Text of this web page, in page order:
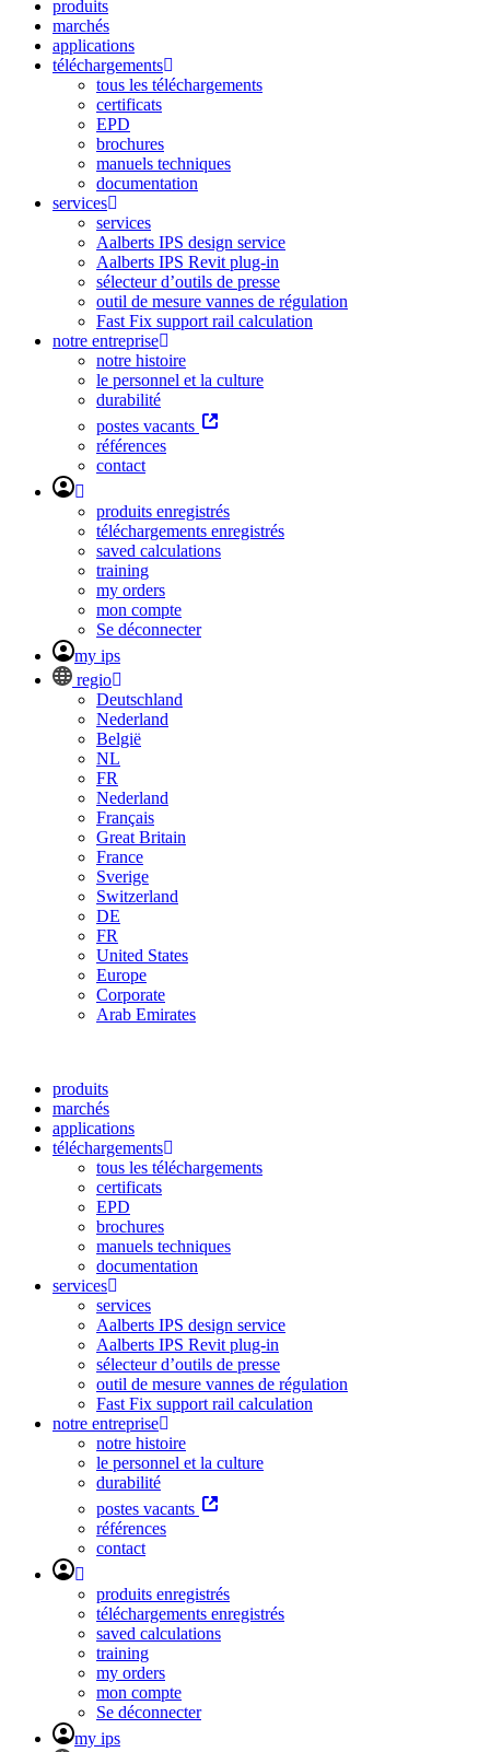
produits
marchés
applications
téléchargements
tous les téléchargements
certificats
EPD
brochures
manuels techniques
documentation
services
services
Aalberts IPS design service
Aalberts IPS Revit plug-in
sélecteur d’outils de presse
outil de mesure vannes de régulation
Fast Fix support rail calculation
notre entreprise
notre histoire
le personnel et la culture
durabilité
postes vacants
références
contact
produits enregistrés
téléchargements enregistrés
saved calculations
training
my orders
mon compte
Se déconnecter
my ips
regio
Deutschland
Nederland
België
NL
FR
Nederland
Français
Great Britain
France
Sverige
Switzerland
DE
FR
United States
Europe
Corporate
Arab Emirates
produits
marchés
applications
téléchargements
tous les téléchargements
certificats
EPD
brochures
manuels techniques
documentation
services
services
Aalberts IPS design service
Aalberts IPS Revit plug-in
sélecteur d’outils de presse
outil de mesure vannes de régulation
Fast Fix support rail calculation
notre entreprise
notre histoire
le personnel et la culture
durabilité
postes vacants
références
contact
produits enregistrés
téléchargements enregistrés
saved calculations
training
my orders
mon compte
Se déconnecter
my ips